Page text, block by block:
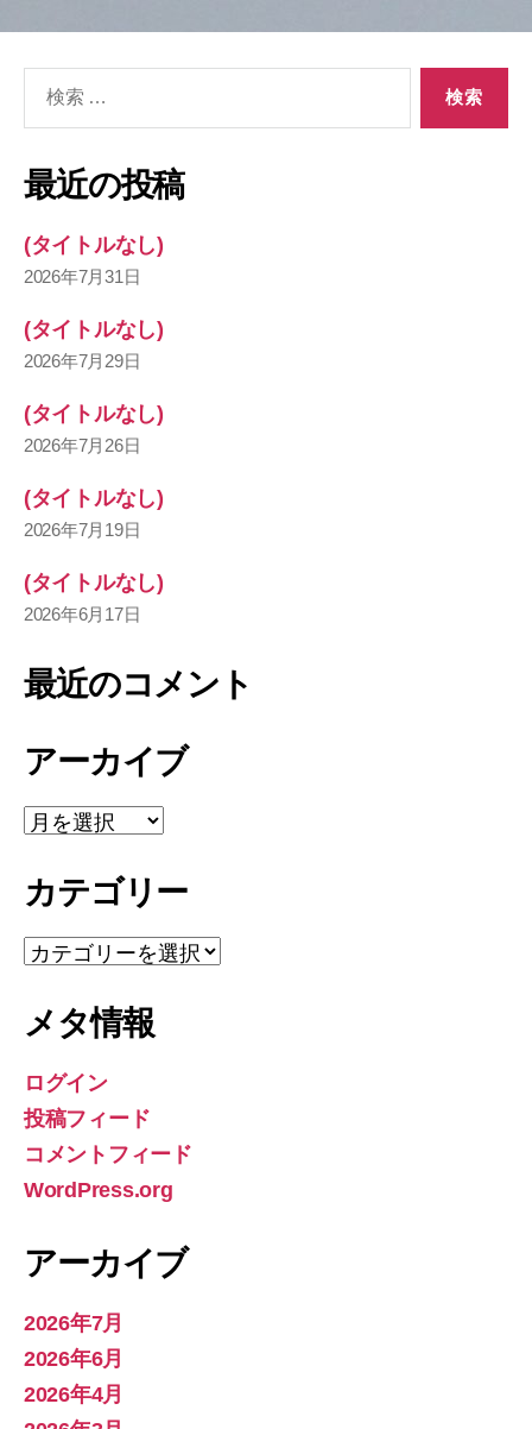
象:
最近の投稿
(タイトルなし)
2026年7月31日
(タイトルなし)
2026年7月29日
(タイトルなし)
2026年7月26日
(タイトルなし)
2026年7月19日
(タイトルなし)
2026年6月17日
最近のコメント
アーカイブ
ア
ー
イ
カテゴリー
カ
テ
リ
メタ情報
ログイン
投稿フィード
コメントフィード
WordPress.org
アーカイブ
2026年7月
2026年6月
2026年4月